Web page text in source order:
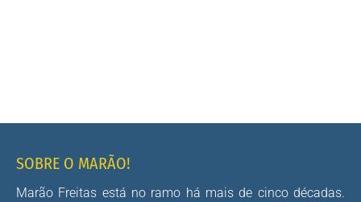
SOBRE O MARÃO!
Marão Freitas está no ramo há mais de cinco décadas.